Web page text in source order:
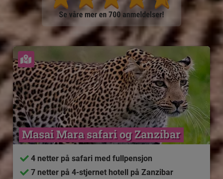
Se kart
Masai Mara safari og Zanzibar
4 netter på safari med fullpensjon
7 netter på 4-stjernet hotell på Zanzibar